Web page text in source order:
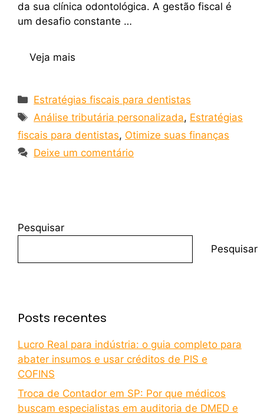
da sua clínica odontológica. A gestão fiscal é
um desafio constante …
Veja mais
Estratégias fiscais para dentistas
Análise tributária personalizada, Estratégias
fiscais para dentistas, Otimize suas finanças
Deixe um comentário
Pesquisar
Pesquisar
Posts recentes
Lucro Real para indústria: o guia completo para
abater insumos e usar créditos de PIS e
COFINS
Troca de Contador em SP: Por que médicos
buscam especialistas em auditoria de DMED e